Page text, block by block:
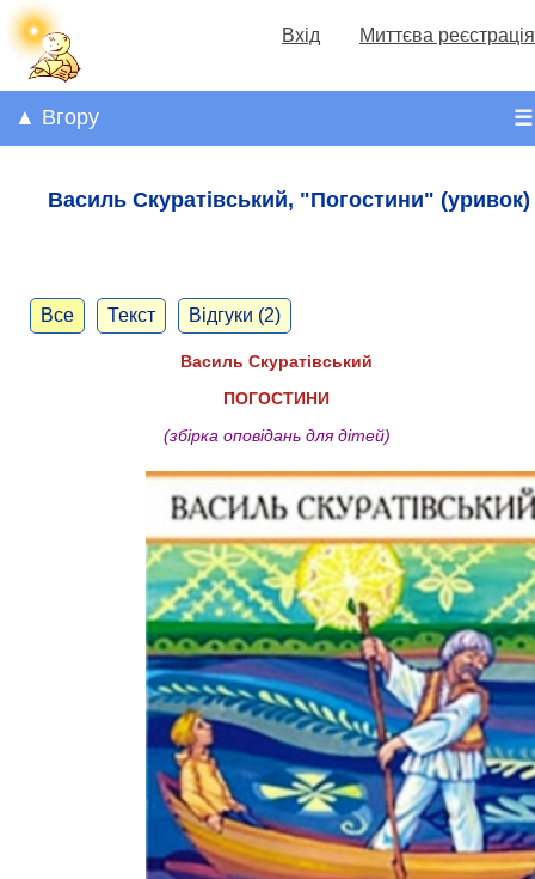
Вхід Миттєва реєстрація
☰
▲ Вгору
Василь Скуратівський, "Погостини" (уривок)
Все Текст Відгуки (2)
Василь Скуратівський
ПОГОСТИНИ
(збірка оповідань для дітей)